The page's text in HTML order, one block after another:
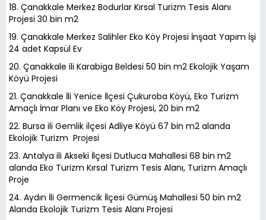
18. Çanakkale Merkez Bodurlar Kırsal Turizm Tesis Alanı
Projesi 30 bin m2
19. Çanakkale Merkez Salihler Eko Köy Projesi İnşaat Yapım İşi
24 adet Kapsül Ev
20. Çanakkale ili Karabiga Beldesi 50 bin m2 Ekolojik Yaşam
Köyü Projesi
21. Çanakkale İli Yenice İlçesi Çukuroba Köyü, Eko Turizm
Amaçlı İmar Planı ve Eko Köy Projesi, 20 bin m2
22. Bursa ili Gemlik ilçesi Adliye Köyü 67 bin m2 alanda
Ekolojik Turizm Projesi
23. Antalya ili Akseki İlçesi Dutluca Mahallesi 68 bin m2
alanda Eko Turizm Kırsal Turizm Tesis Alanı, Turizm Amaçlı
Proje
24. Aydın İli Germencik İlçesi Gümüş Mahallesi 50 bin m2
Alanda Ekolojik Turizm Tesis Alanı Projesi